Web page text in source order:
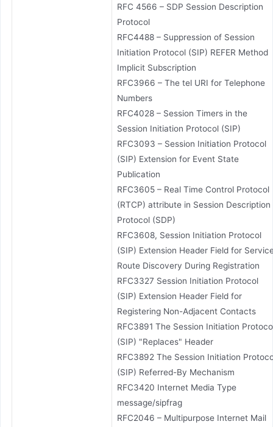
RFC 4566 – SDP Session Description
Protocol
RFC4488 – Suppression of Session
Initiation Protocol (SIP) REFER Method
Implicit Subscription
RFC3966 – The tel URI for Telephone
Numbers
RFC4028 – Session Timers in the
Session Initiation Protocol (SIP)
RFC3093 – Session Initiation Protocol
(SIP) Extension for Event State
Publication
RFC3605 – Real Time Control Protocol
(RTCP) attribute in Session Description
Protocol (SDP)
RFC3608, Session Initiation Protocol
(SIP) Extension Header Field for
Route Discovery During Registration
RFC3327 Session Initiation Protocol
(SIP) Extension Header Field for
Registering Non-Adjacent Contacts
RFC3891 The Session Initiation
(SIP) "Replaces" Header
RFC3892 The Session Initiation
(SIP) Referred-By Mechanism
RFC3420 Internet Media Type
message/sipfrag
RFC2046 – Multipurpose Internet Mail